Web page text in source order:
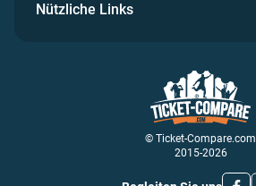
© Ticket-Compare.com
2015-2026
Nützliche Links